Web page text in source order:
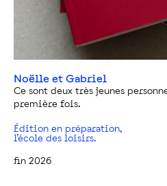
Noëlle et Gabriel
Ce sont deux très jeunes
première fois.
Édition en préparation,
l’école des loisirs.
fin 2026